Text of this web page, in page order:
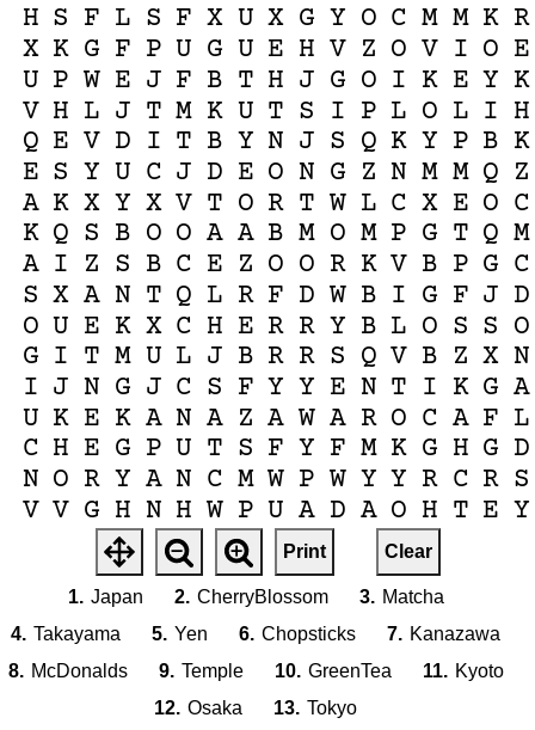
H S F L S F X U X G Y O C M M K R
X K G F P U G U E H V Z O V I O E
U P W E J F B T H J G O I K E Y K
V H L J T M K U T S I P L O L I H
Q E V D I T B Y N J S Q K Y P B K
E S Y U C J D E O N G Z N M M Q Z
A K X Y X V T O R T W L C X E O C
K Q S B O O A A B M O M P G T Q M
A I Z S B C E Z O O R K V B P G C
S X A N T Q L R F D W B I G F J D
O U E K X C H E R R Y B L O S S O
G I T M U L J B R R S Q V B Z X N
I J N G J C S F Y Y E N T I K G A
U K E K A N A Z A W A R O C A F L
C H E G P U T S F Y F M K G H G D
N O R Y A N C M W P W Y Y R C R S
V V G H N H W P U A D A O H T E Y
S W I B U P Q W X D K
O U H O M P W M E G X W
Print Clear
1. Japan 2. CherryBlossom 3. Matcha
4. Takayama 5. Yen 6. Chopsticks 7. Kanazawa
8. McDonalds 9. Temple 10. GreenTea 11. Kyoto
12. Osaka 13. Tokyo